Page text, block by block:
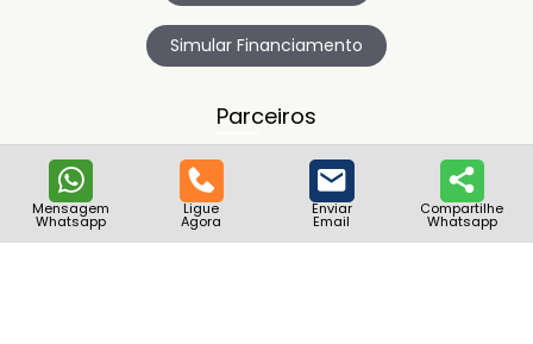
Mensagem
Whatsapp
Ligue
Agora
Enviar
Email
Compartilhe
Whatsapp
Simular Financiamento
Parceiros